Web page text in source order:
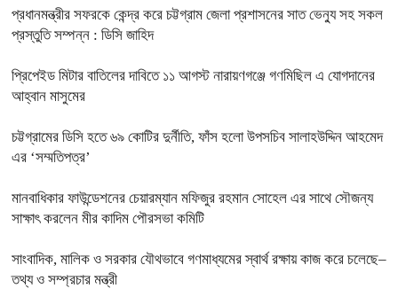
প্রধানমন্ত্রীর সফরকে কেন্দ্র করে চট্টগ্রাম জেলা প্রশাসনের সাত ভেন্যু সহ সকল
প্রস্তুতি সম্পন্ন : ডিসি জাহিদ
প্রিপেইড মিটার বাতিলের দাবিতে ১১ আগস্ট নারায়ণগঞ্জে গণমিছিল এ যোগদানের
আহ্বান মাসুমের
চট্টগ্রামের ডিসি হতে ৬৯ কোটির দুর্নীতি, ফাঁস হলো উপসচিব সালাহউদ্দিন আহমেদ
এর ‘সম্মতিপত্র’
মানবাধিকার ফাউন্ডেশনের চেয়ারম্যান মফিজুর রহমান সোহেল এর সাথে সৌজন্য
সাক্ষাৎ করলেন মীর কাদিম পৌরসভা কমিটি
সাংবাদিক, মালিক ও সরকার যৌথভাবে গণমাধ্যমের স্বার্থ রক্ষায় কাজ করে চলেছে–
তথ্য ও সম্প্রচার মন্ত্রী